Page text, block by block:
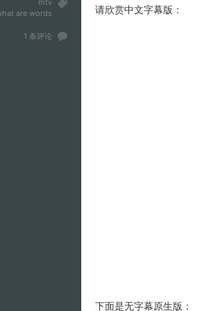
mtv
are words
1 条评论
请欣赏中文字幕版：
下面是无字幕原生版：